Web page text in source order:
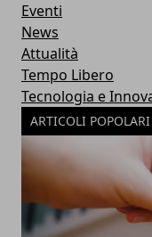
Eventi
News
Attualità
Tempo Libero
Tecnologia e
ARTICOLI POPOLARI